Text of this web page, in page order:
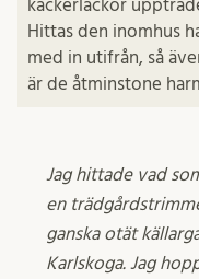
kackerlackor
Hittas den inomhus
med in utifrån, så
är de åtminstone
Jag hittade vad
en
ganska otät
Karlskoga. Jag